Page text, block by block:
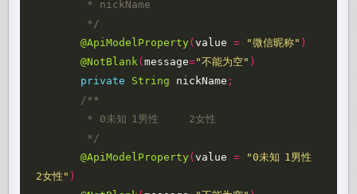
	 */
@ApiModelProperty(value = "微信昵称" )
@NotBlank(message="不能为空" )
private
String nickName ;
/**
	 */
@ApiModelProperty(value =
"0未知	1男性
2女性" )